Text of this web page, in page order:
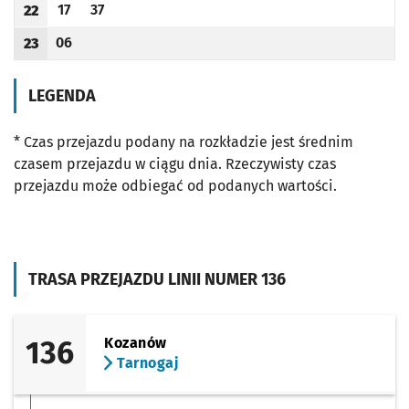
TRASA PRZEJAZDU LINII NUMER 136
136
Kozanów
Tarnogaj
Godzina odjazdu
22
Odjazd
17
minut po godzinie 22
Odjazd
37
minut po godzinie 22
Godzina odjazdu
23
Odjazd
06
minut po godzinie 23
LEGENDA
* Czas przejazdu podany na rozkładzie jest średnim
czasem przejazdu w ciągu dnia. Rzeczywisty czas
przejazdu może odbiegać od podanych wartości.